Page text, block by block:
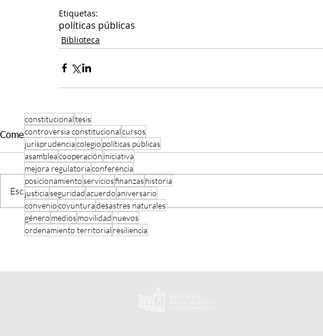
Etiquetas:
políticas públicas
Biblioteca
Comentarios
Escribir un comentario...
constitucionaltesis
controversia constitucionalcursos
jurisprudenciacolegio políticas públicas
asambleacooperación iniciativa
mejora regulatoriaconferencia
posicionamientoserviciosfinanzashistoria
justiciaseguridadacuerdoaniversario
conveniocoyunturadesastres naturales
género mediosmovilidad nuevos
ordenamiento territorial resiliencia